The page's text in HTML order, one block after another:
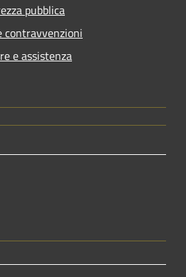
pubblica
contravvenzioni
e assistenza